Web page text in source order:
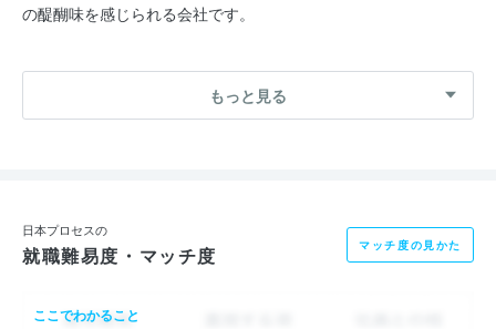
の醍醐味を感じられる会社です。
＜事業について＞
社会の安全・安心、快適・便利を6つの事業領域で支えていま
社会生活を支えるエネルギー関連と交通関連のシステム開発事業
を展開
交通事故ゼロにつながる自動車の自動運転/先進運転支援システ
もっと見る
日本プロセスの
就職難易度・マッチ度 マッチ度の見かた
ここでわかること